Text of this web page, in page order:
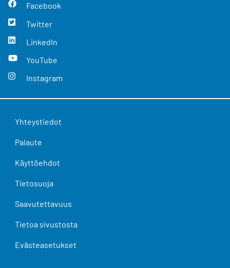
Facebook
Twitter
LinkedIn
YouTube
Instagram
Yhteystiedot
Palaute
Käyttöehdot
Tietosuoja
Saavutettavuus
Tietoa sivustosta
Evästeasetukset